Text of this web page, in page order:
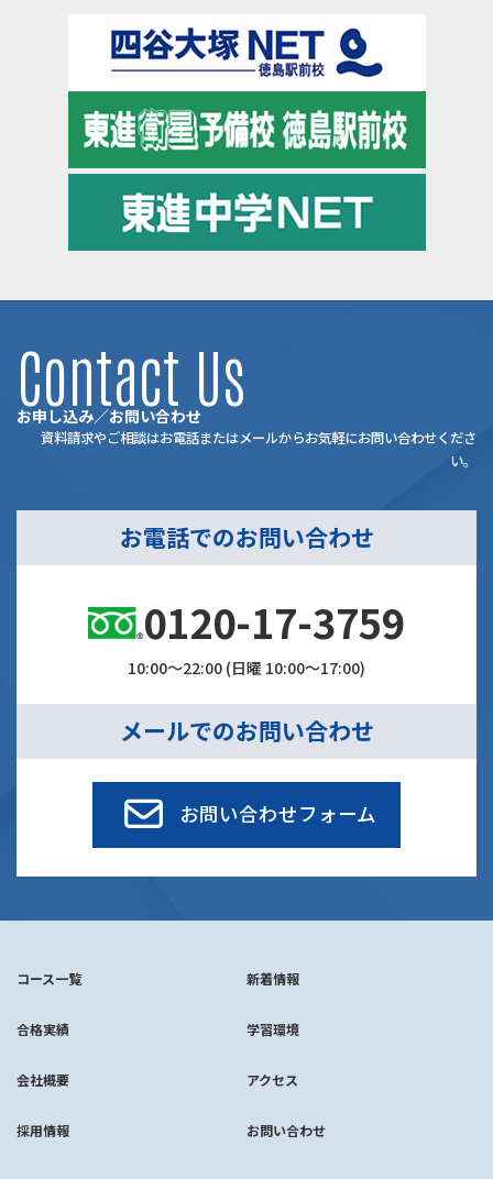
お申し込み／お問い合わせ
Contact Us
資料請求やご相談はお電話またはメールからお気軽にお問い合わせくださ
い。
お電話でのお問い合わせ
0120-17-3759
10:00～22:00 (日曜 10:00～17:00)
メールでのお問い合わせ
お問い合わせフォーム
コース一覧 新着情報
合格実績 学習環境
会社概要 アクセス
採用情報 お問い合わせ